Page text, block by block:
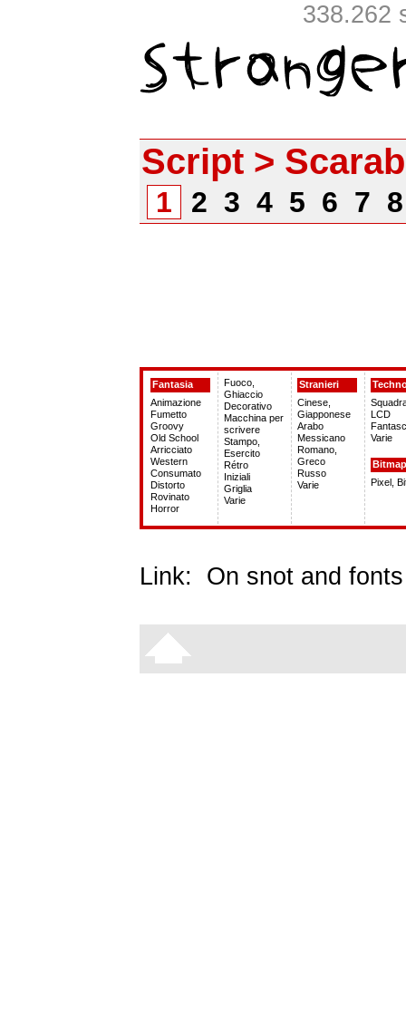
338.262
Script >
1 2 3 4 5 6 7
Fantasia
Animazione
Fumetto
Groovy
Old School
Arricciato
Western
Consumato
Distorto
Rovinato
Horror
Fuoco,
Ghiaccio
Decorativo
Macchina per
scrivere
Stampo,
Esercito
Rétro
Iniziali
Griglia
Varie
Stranieri
Cinese,
Giapponese
Arabo
Messicano
Romano,
Greco
Russo
Varie
LCD
Varie
Bitmap
Pixel,
Link: On snot and fonts